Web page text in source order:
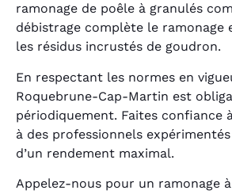
ramonage de poêle à granulés
débistrage complète le ramonage
les résidus incrustés de goudron.
En respectant les normes en
Roquebrune-Cap-Martin est
périodiquement. Faites confiance
à des professionnels
d’un rendement maximal.
Appelez-nous pour un ramonage